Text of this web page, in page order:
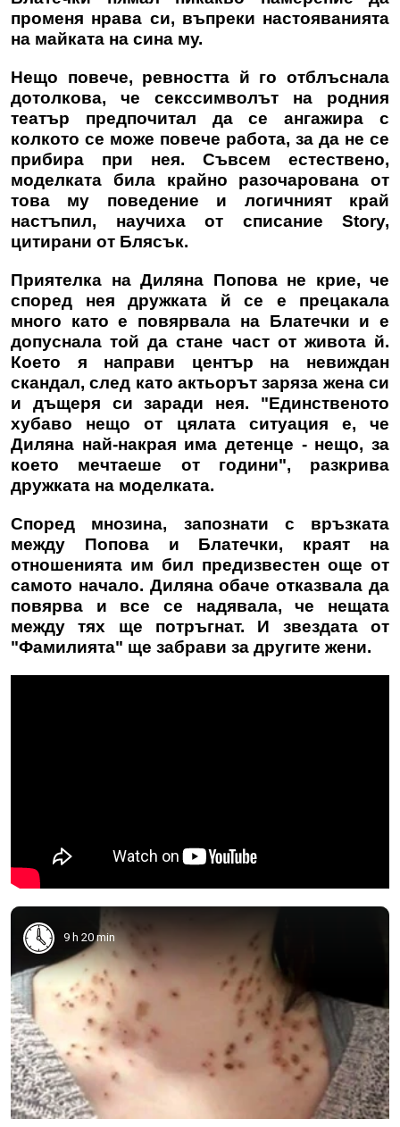
променя нрава си, въпреки настояванията
на майката на сина му.
Нещо повече, ревността й го отблъснала
дотолкова, че секссимволът на родния
театър предпочитал да се ангажира с
колкото се може повече работа, за да не се
прибира при нея. Съвсем естествено,
моделката била крайно разочарована от
това му поведение и логичният край
настъпил, научиха от списание Story,
цитирани от Блясък.
Приятелка на Диляна Попова не крие, че
според нея дружката й се е прецакала
много като е повярвала на Блатечки и е
допуснала той да стане част от живота й.
Което я направи център на невиждан
скандал, след като актьорът заряза жена си
и дъщеря си заради нея. "Единственото
хубаво нещо от цялата ситуация е, че
Диляна най-накрая има детенце - нещо, за
което мечтаеше от години", разкрива
дружката на моделката.
Според мнозина, запознати с връзката
между Попова и Блатечки, краят на
отношенията им бил предизвестен още от
самото начало. Диляна обаче отказвала да
повярва и все се надявала, че нещата
между тях ще потръгнат. И звездата от
"Фамилията" ще забрави за другите жени.
9 h 20 min